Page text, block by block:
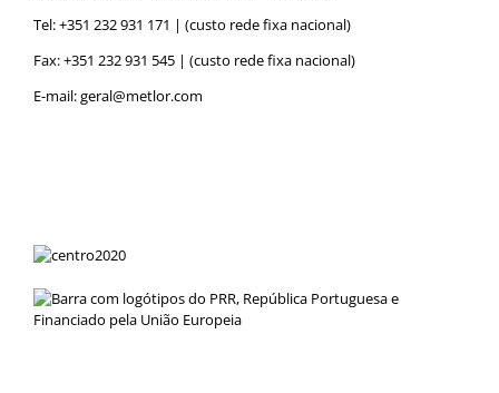
Tel:+351 232 931 171 | (custo rede fixa nacional)
Fax: +351 232 931 545 | (custo rede fixa nacional)
E-mail:geral@metlor.com